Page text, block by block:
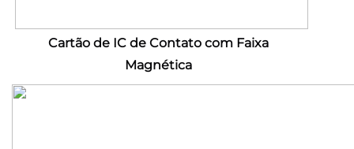
Cartão de IC de Contato com Faixa
Magnética